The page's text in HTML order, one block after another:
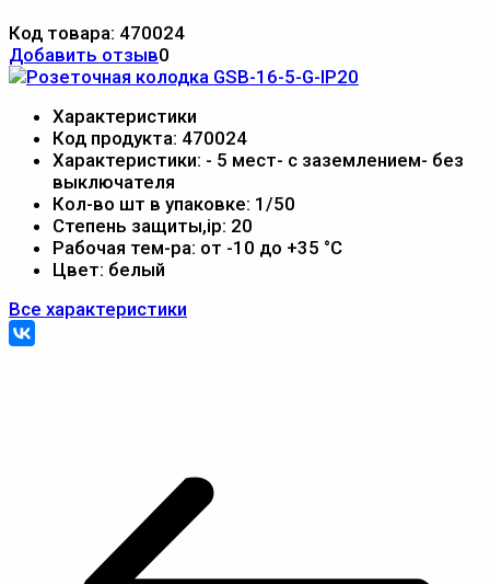
Код товара: 470024
Добавить отзыв0
Характеристики
Код продукта: 470024
Характеристики: - 5 мест- с заземлением- без
выключателя
Кол-во шт в упаковке: 1/50
Степень защиты,ip: 20
Рабочая тем-ра: от -10 до +35 °С
Цвет: белый
Все характеристики